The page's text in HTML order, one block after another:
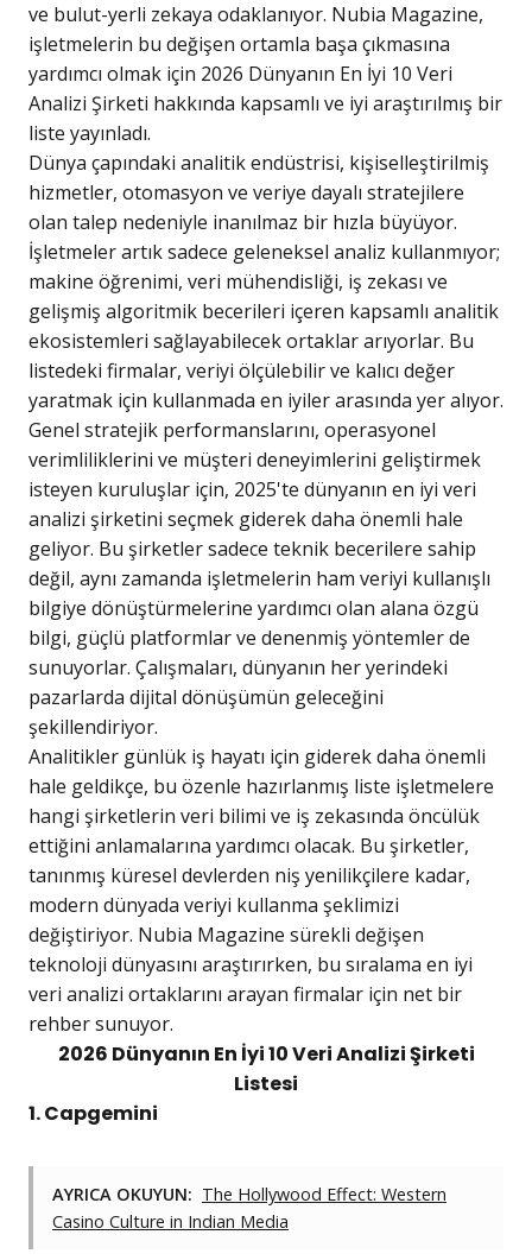
ve bulut-yerli zekaya odaklanıyor. Nubia Magazine,
işletmelerin bu değişen ortamla başa çıkmasına
yardımcı olmak için 2026 Dünyanın En İyi 10 Veri
Analizi Şirketi hakkında kapsamlı ve iyi araştırılmış bir
liste yayınladı.
Dünya çapındaki analitik endüstrisi, kişiselleştirilmiş
hizmetler, otomasyon ve veriye dayalı stratejilere
olan talep nedeniyle inanılmaz bir hızla büyüyor.
İşletmeler artık sadece geleneksel analiz kullanmıyor;
makine öğrenimi, veri mühendisliği, iş zekası ve
gelişmiş algoritmik becerileri içeren kapsamlı analitik
ekosistemleri sağlayabilecek ortaklar arıyorlar. Bu
listedeki firmalar, veriyi ölçülebilir ve kalıcı değer
yaratmak için kullanmada en iyiler arasında yer alıyor.
Genel stratejik performanslarını, operasyonel
verimliliklerini ve müşteri deneyimlerini geliştirmek
isteyen kuruluşlar için, 2025'te dünyanın en iyi veri
analizi şirketini seçmek giderek daha önemli hale
geliyor. Bu şirketler sadece teknik becerilere sahip
değil, aynı zamanda işletmelerin ham veriyi kullanışlı
bilgiye dönüştürmelerine yardımcı olan alana özgü
bilgi, güçlü platformlar ve denenmiş yöntemler de
sunuyorlar. Çalışmaları, dünyanın her yerindeki
pazarlarda dijital dönüşümün geleceğini
şekillendiriyor.
Analitikler günlük iş hayatı için giderek daha önemli
hale geldikçe, bu özenle hazırlanmış liste işletmelere
hangi şirketlerin veri bilimi ve iş zekasında öncülük
ettiğini anlamalarına yardımcı olacak. Bu şirketler,
tanınmış küresel devlerden niş yenilikçilere kadar,
modern dünyada veriyi kullanma şeklimizi
değiştiriyor. Nubia Magazine sürekli değişen
teknoloji dünyasını araştırırken, bu sıralama en iyi
veri analizi ortaklarını arayan firmalar için net bir
rehber sunuyor.
2026 Dünyanın En İyi 10 Veri Analizi Şirketi
Listesi
1. Capgemini
AYRICA OKUYUN: The Hollywood Effect: Western
Casino Culture in Indian Media